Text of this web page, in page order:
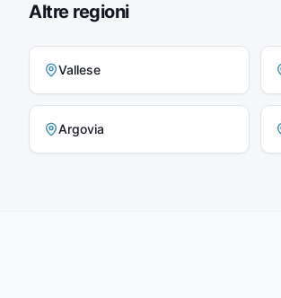
Altre regioni
Vallese
Argovia